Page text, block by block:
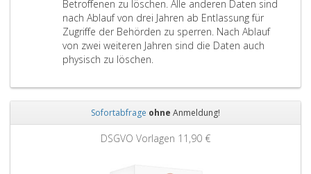
g
s
g
e
c
t
z
u
u
n
g
v
D
a
t
e
n
z
4
Betroffenen zu löschen. Alle anderen Daten sind
nach Ablauf von drei Jahren ab Entlassung für
Zugriffe der Behörden zu sperren. Nach Ablauf
von zwei weiteren Jahren sind die Daten auch
physisch zu löschen.
Sofortabfrage ohne Anmeldung!
DSGVO Vorlagen11,90 €